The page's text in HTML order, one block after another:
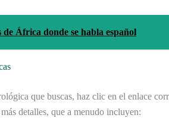
de África donde se habla español
que buscas, haz clic en el enlace
detalles, que a menudo incluyen: